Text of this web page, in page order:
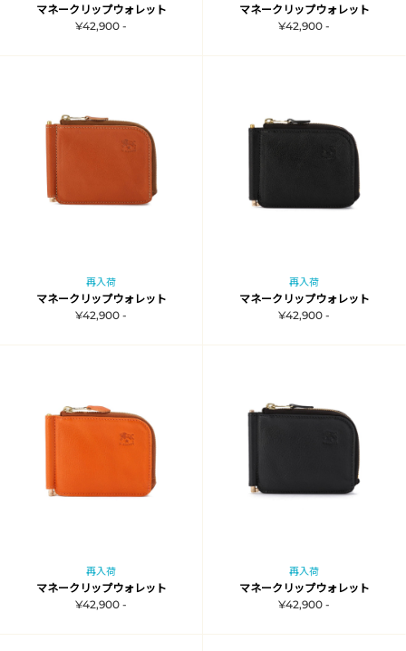
マネークリップウォレット
¥42,900 -
マネークリップウォレット
¥42,900 -
再入荷
マネークリップウォレット
¥42,900 -
再入荷
マネークリップウォレット
¥42,900 -
再入荷
マネークリップウォレット
¥42,900 -
再入荷
マネークリップウォレット
¥42,900 -